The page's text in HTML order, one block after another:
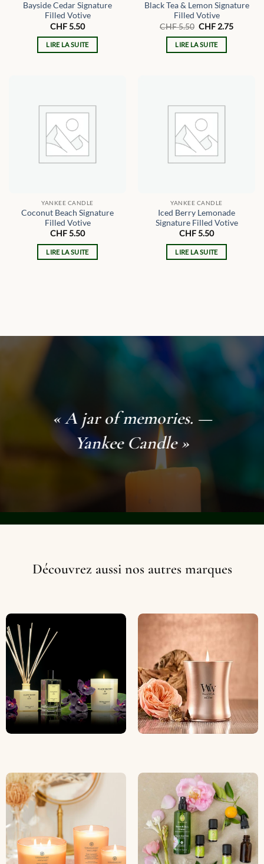
Bayside Cedar Signature
Filled Votive
CHF5.50
LIRE LA SUITE
Black Tea & Lemon Signature
Filled Votive
CHF5.50 Le
initial
était :
CHF 5.50.
CHF 2.75Le
LIRE LA SUITE
YANKEE CANDLE
Coconut Beach Signature
Filled Votive
CHF5.50
LIRE LA SUITE
YANKEE CANDLE
Iced Berry Lemonade
Signature Filled Votive
CHF5.50
LIRE LA SUITE
« A jar of memories. —
Yankee Candle »
Découvrez aussi nos autres marques